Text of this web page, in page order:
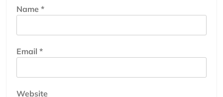
Name *
Email *
Website